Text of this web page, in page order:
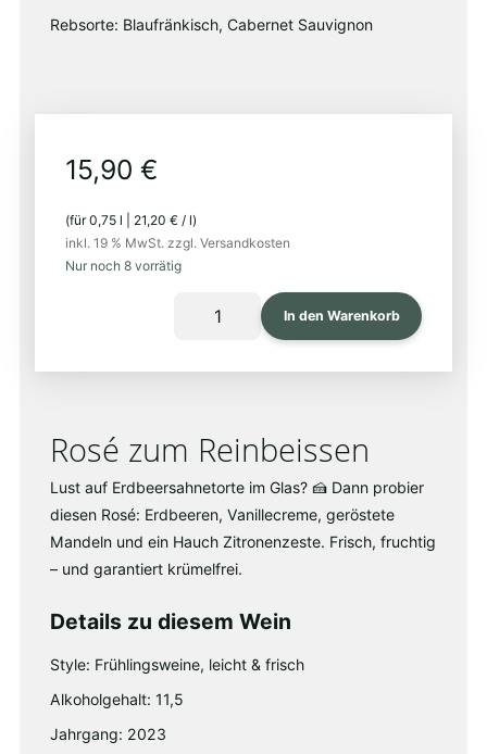
Rebsorte: Blaufränkisch, Cabernet Sauvignon
15,90 €
(für0,75 l 21,20 € / l)
inkl. 19 % MwSt. zzgl. Versandkosten
Nur noch 8 vorrätig
KNOPFBLUME
In den Warenkorb
Rosé zum Reinbeissen
Lust auf Erdbeersahnetorte im Glas? 🍰 Dann probier
diesen Rosé: Erdbeeren, Vanillecreme, geröstete
Mandeln und ein Hauch Zitronenzeste. Frisch, fruchtig
– und garantiert krümelfrei.
Details zu diesem Wein
Style: Frühlingsweine, leicht & frisch
Alkoholgehalt: 11,5
Jahrgang: 2023